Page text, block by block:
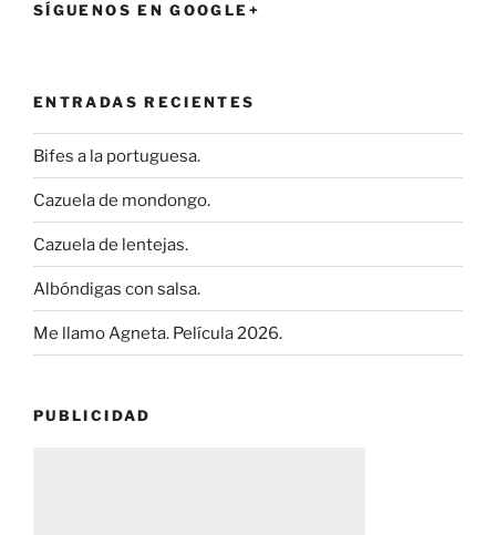
SÍGUENOS EN GOOGLE+
ENTRADAS RECIENTES
Bifes a la portuguesa.
Cazuela de mondongo.
Cazuela de lentejas.
Albóndigas con salsa.
Me llamo Agneta. Película 2026.
PUBLICIDAD